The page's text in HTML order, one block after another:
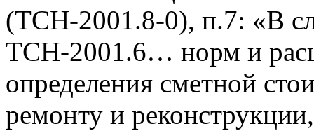
(ТСН-2001.8-0), п.7: «В
ТСН-2001.6… норм и
определения сметной
ремонту и